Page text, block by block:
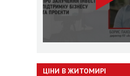
ЦІНИ В ЖИТОМИРІ